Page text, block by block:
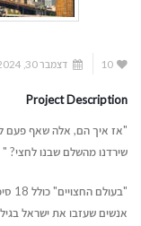
10 דצמבר 30, 2024
Project Description
"אז איך הם, אלה שאף פעם
שירדנו מהשלם שבנו לחצי? "
אנשים שעזבו את ישראל